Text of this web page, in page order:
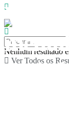
Nenhum resultado
Ver Todos os